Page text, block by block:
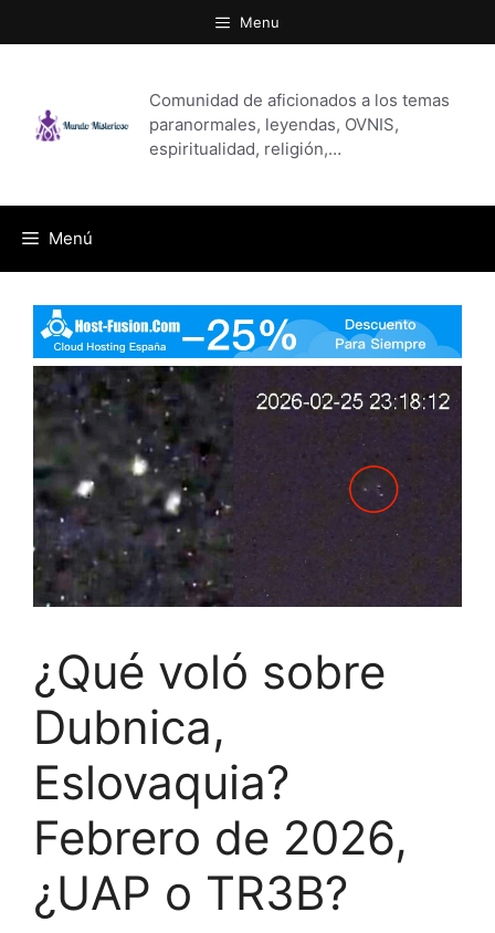
al
Menu
Comunidad de aficionados a los temas
paranormales, leyendas, OVNIS,
espiritualidad, religión,…
Menú
¿Qué voló sobre
Dubnica,
Eslovaquia?
Febrero de 2026,
¿UAP o TR3B?